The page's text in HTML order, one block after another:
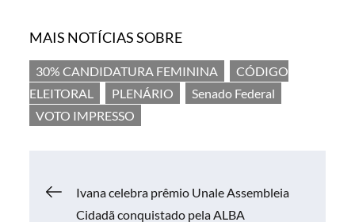
MAIS NOTÍCIAS SOBRE
30% CANDIDATURA FEMININA
CÓDIGO
ELEITORAL
PLENÁRIO
Senado Federal
VOTO IMPRESSO
Navegação
Ivana celebra prêmio Unale Assembleia
Cidadã conquistado pela ALBA